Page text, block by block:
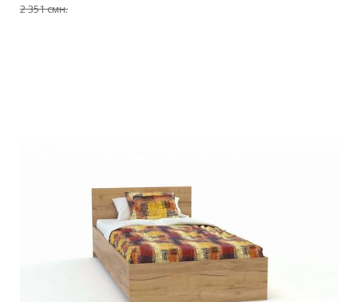
2 351 смн.